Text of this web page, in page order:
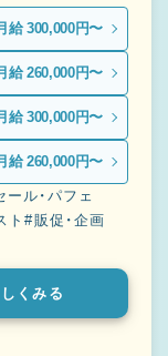
給 300,000円〜
給 260,000円〜
給 300,000円〜
給 260,000円〜
ル・パフェ
ト#販促・企画
くみる